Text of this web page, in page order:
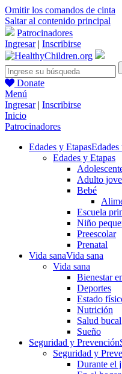
Omitir los comandos de cinta
Saltar al contenido principal
Patrocinadores
Ingresar| Inscribirse
Donate
Menú
Ingresar| Inscribirse
Inicio
Patrocinadores
Edades y EtapasEdades
Edades y Etapas
Adulto
Bebé
Escuela
Niño
Preescolar
Prenatal
Vida sanaVida sana
Vida sana
Bienestar
Deportes
Estado
Nutrición
Salud bucal
Sueño
Seguridad y Prevención
Seguridad y
Durante el